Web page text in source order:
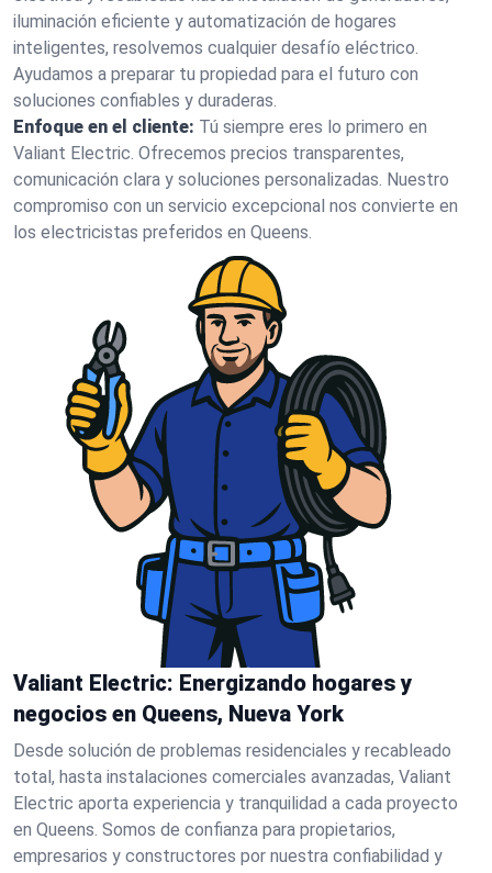
iluminación eficiente y automatización de hogares
inteligentes, resolvemos cualquier desafío eléctrico.
Ayudamos a preparar tu propiedad para el futuro con
soluciones confiables y duraderas.
Enfoque en el cliente: Tú siempre eres lo primero en
Valiant Electric. Ofrecemos precios transparentes,
comunicación clara y soluciones personalizadas. Nuestro
compromiso con un servicio excepcional nos convierte en
los electricistas preferidos en Queens.
Valiant Electric: Energizando hogares y
negocios en Queens, Nueva York
Desde solución de problemas residenciales y recableado
total, hasta instalaciones comerciales avanzadas, Valiant
Electric aporta experiencia y tranquilidad a cada proyecto
en Queens. Somos de confianza para propietarios,
empresarios y constructores por nuestra confiabilidad y